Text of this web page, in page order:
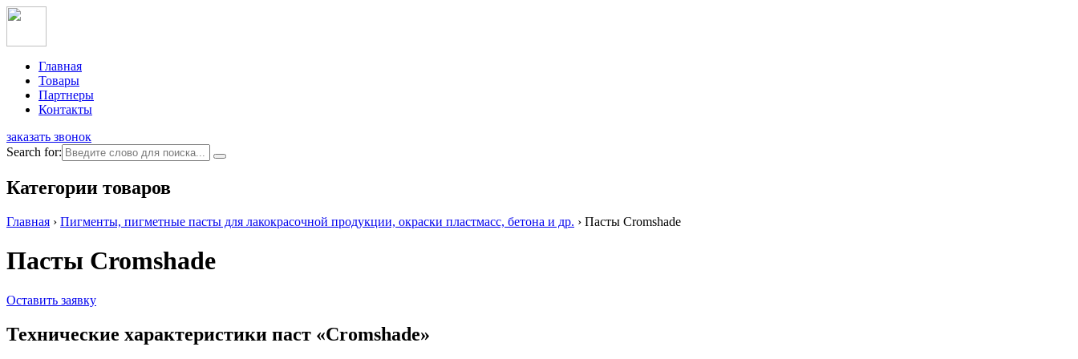
Главная
Товары
Партнеры
Контакты
заказать звонок
Search for:
Категории товаров
Главная › Пигменты, пигметные пасты для лакокрасочной продукции, окраски пластмасс, бетона и др. › Пасты Cromshade
Пасты Cromshade
Оставить заявку
Технические характеристики паст «Cromshade»